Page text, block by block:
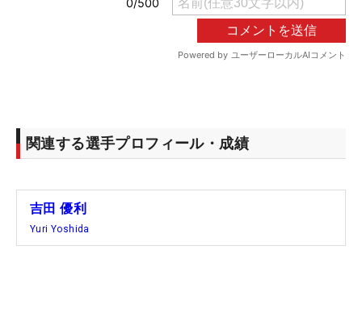
関連する選手プロフィール・成績
吉田 優利
Yuri Yoshida